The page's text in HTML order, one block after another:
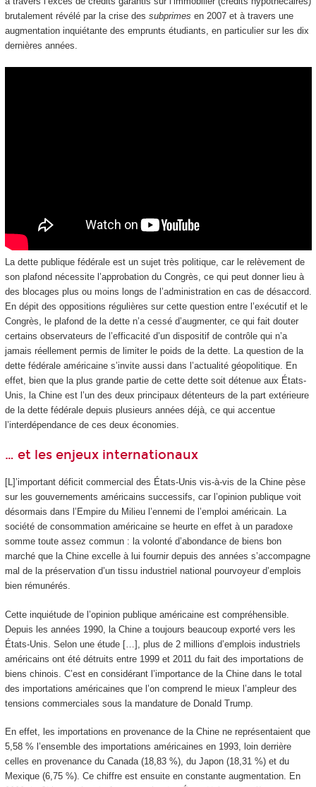
brutalement révélé par la crise des subprimes en 2007 et à travers une
augmentation inquiétante des emprunts étudiants, en particulier sur les dix
dernières années.
La dette publique fédérale est un sujet très politique, car le relèvement de
son plafond nécessite l’approbation du Congrès, ce qui peut donner lieu à
des blocages plus ou moins longs de l’administration en cas de désaccord.
En dépit des oppositions régulières sur cette question entre l’exécutif et le
Congrès, le plafond de la dette n’a cessé d’augmenter, ce qui fait douter
certains observateurs de l’efficacité d’un dispositif de contrôle qui n’a
jamais réellement permis de limiter le poids de la dette. La question de la
dette fédérale américaine s’invite aussi dans l’actualité géopolitique. En
effet, bien que la plus grande partie de cette dette soit détenue aux États-
Unis, la Chine est l’un des deux principaux détenteurs de la part extérieure
de la dette fédérale depuis plusieurs années déjà, ce qui accentue
l’interdépendance de ces deux économies.
… et les enjeux internationaux
[L]’important déficit commercial des États-Unis vis-à‑vis de la Chine pèse
sur les gouvernements américains successifs, car l’opinion publique voit
désormais dans l’Empire du Milieu l’ennemi de l’emploi américain. La
société de consommation américaine se heurte en effet à un paradoxe
somme toute assez commun : la volonté d’abondance de biens bon
marché que la Chine excelle à lui fournir depuis des années s’accompagne
mal de la préservation d’un tissu industriel national pourvoyeur d’emplois
bien rémunérés.
Cette inquiétude de l’opinion publique américaine est compréhensible.
Depuis les années 1990, la Chine a toujours beaucoup exporté vers les
États-Unis. Selon une étude […], plus de 2 millions d’emplois industriels
américains ont été détruits entre 1999 et 2011 du fait des importations de
biens chinois. C’est en considérant l’importance de la Chine dans le total
des importations américaines que l’on comprend le mieux l’ampleur des
tensions commerciales sous la mandature de Donald Trump.
En effet, les importations en provenance de la Chine ne représentaient que
5,58 % l’ensemble des importations américaines en 1993, loin derrière
celles en provenance du Canada (18,83 %), du Japon (18,31 %) et du
Mexique (6,75 %). Ce chiffre est ensuite en constante augmentation. En